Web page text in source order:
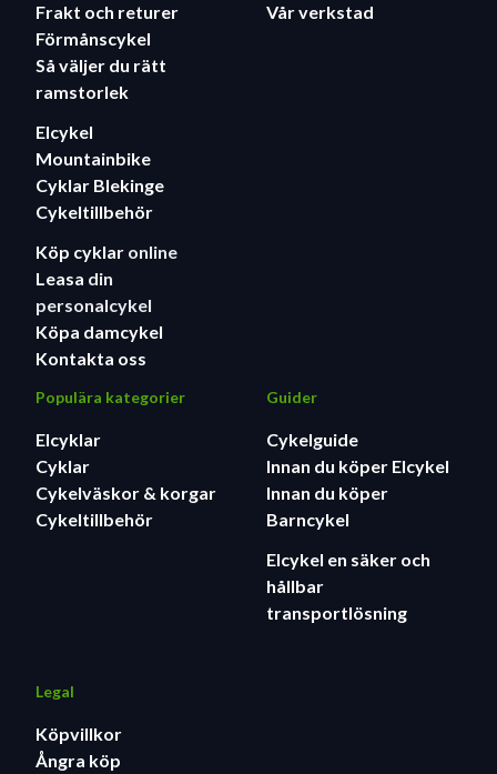
Frakt och returer
Förmånscykel
Så väljer du rätt
ramstorlek
Elcykel
Mountainbike
Cyklar Blekinge
Cykeltillbehör
Köp cyklar online
Leasa din
personalcykel
Köpa damcykel
Kontakta oss
Vår verkstad
Populära kategorier
Elcyklar
Cyklar
Cykelväskor & korgar
Cykeltillbehör
Guider
Cykelguide
Innan du köper Elcykel
Innan du köper
Barncykel
Elcykel en säker och
hållbar
transportlösning
Legal
Köpvillkor
Ångra köp